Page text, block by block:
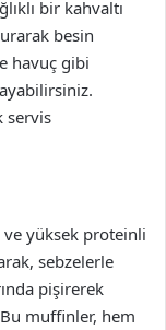
bir kahvaltı
besin
havuç gibi
servis
yüksek proteinli
sebzelerle
pişirerek
Bu muffinler, hem